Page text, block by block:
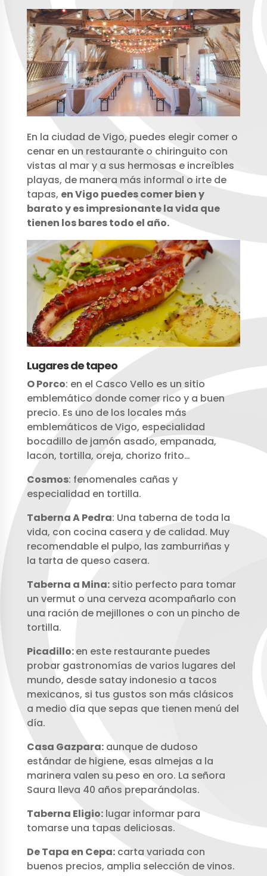
En la ciudad de Vigo, puedes elegir comer o
cenar en un restaurante o chiringuito con
vistas al mar y a sus hermosas e increíbles
playas, de manera más informal o irte de
tapas, en Vigo puedes comer bien y
barato y es impresionante la vida que
tienen los bares todo el año.
Lugares de tapeo
O Porco: en el Casco Vello es un sitio
emblemático donde comer rico y a buen
precio. Es uno de los locales más
emblemáticos de Vigo, especialidad
bocadillo de jamón asado, empanada,
lacon, tortilla, oreja, chorizo frito…
Cosmos: fenomenales cañas y
especialidad en tortilla.
Taberna A Pedra: Una taberna de toda la
vida, con cocina casera y de calidad. Muy
recomendable el pulpo, las zamburriñas y
la tarta de queso casera.
Taberna a Mina:sitio perfecto para tomar
un vermut o una cerveza acompañarlo con
una ración de mejillones o con un pincho de
tortilla.
Picadillo:en este restaurante puedes
probar gastronomías de varios lugares del
mundo, desde satay indonesio a tacos
mexicanos, si tus gustos son más clásicos
a medio día que sepas que tienen menú del
día.
Casa Gazpara:aunque de dudoso
estándar de higiene, esas almejas a la
marinera valen su peso en oro. La señora
Saura lleva 40 años preparándolas.
Taberna Eligio:lugar informar para
tomarse una tapas deliciosas.
De Tapa en Cepa:carta variada con
buenos precios, amplia selección de vinos.